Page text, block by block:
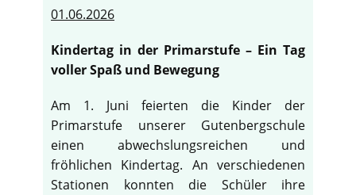
01.06.2026
Kindertag in der Primarstufe – Ein Tag
voller Spaß und Bewegung
Am 1. Juni feierten die Kinder der
Primarstufe unserer Gutenbergschule
einen abwechslungsreichen und
fröhlichen Kindertag. An verschiedenen
Stationen konnten die Schüler ihre